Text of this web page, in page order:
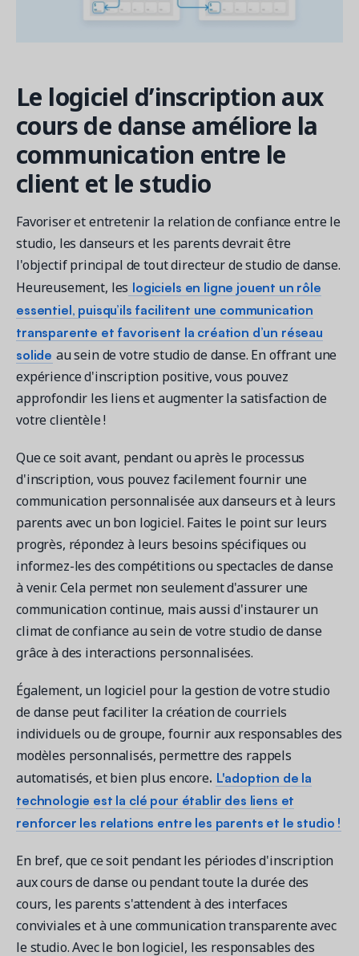
Le logiciel d’inscription aux
cours de danse améliore la
communication entre le
client et le studio
Favoriser et entretenir la relation de confiance entre le
studio, les danseurs et les parents devrait être
l'objectif principal de tout directeur de studio de danse.
Heureusement, les logiciels en ligne jouent un rôle
essentiel, puisqu’ils facilitent une communication
transparente et favorisent la création d’un réseau
solide au sein de votre studio de danse. En offrant une
expérience d'inscription positive, vous pouvez
approfondir les liens et augmenter la satisfaction de
votre clientèle !
Que ce soit avant, pendant ou après le processus
d'inscription, vous pouvez facilement fournir une
communication personnalisée aux danseurs et à leurs
parents avec un bon logiciel. Faites le point sur leurs
progrès, répondez à leurs besoins spécifiques ou
informez-les des compétitions ou spectacles de danse
à venir. Cela permet non seulement d'assurer une
communication continue, mais aussi d'instaurer un
climat de confiance au sein de votre studio de danse
grâce à des interactions personnalisées.
Également, un logiciel pour la gestion de votre studio
de danse peut faciliter la création de courriels
individuels ou de groupe, fournir aux responsables des
modèles personnalisés, permettre des rappels
automatisés, et bien plus encore. L'adoption de la
technologie est la clé pour établir des liens et
renforcer les relations entre les parents et le studio !
En bref, que ce soit pendant les périodes d'inscription
aux cours de danse ou pendant toute la durée des
cours, les parents s'attendent à des interfaces
conviviales et à une communication transparente avec
le studio. Avec le bon logiciel, les responsables des